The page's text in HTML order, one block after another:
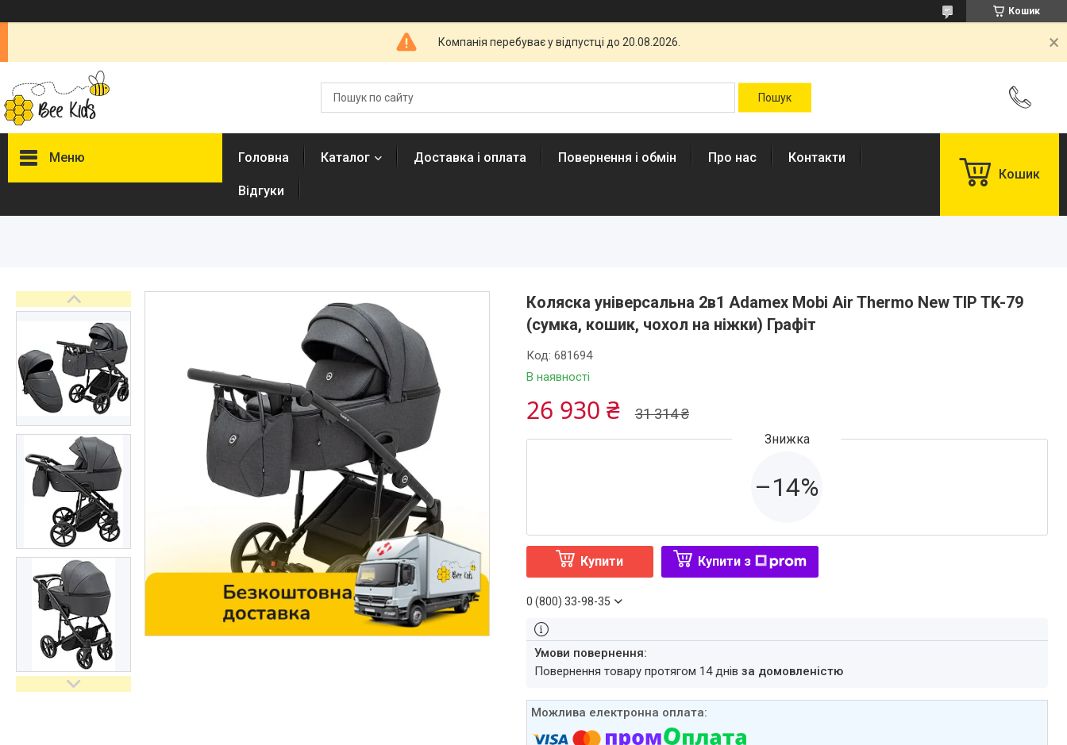
Кошик
Компанія перебуває у відпустці до 20.08.2026.
Меню
Документи
Контакти
Головна Каталог Доставка і оплата Повернення і обмін Про нас Контакти
Відгуки
Кошик
Коляска універсальна 2в1 Adamex Mobi Air Thermo New TIP TK-79
(сумка, кошик, чохол на ніжки) Графіт
В наявності
Код: 681694
31 314 ₴
26 930 ₴
–14%
Купити Купити з
0 (800) 33-98-35
повернення товару протягом 14 днів за домовленістю